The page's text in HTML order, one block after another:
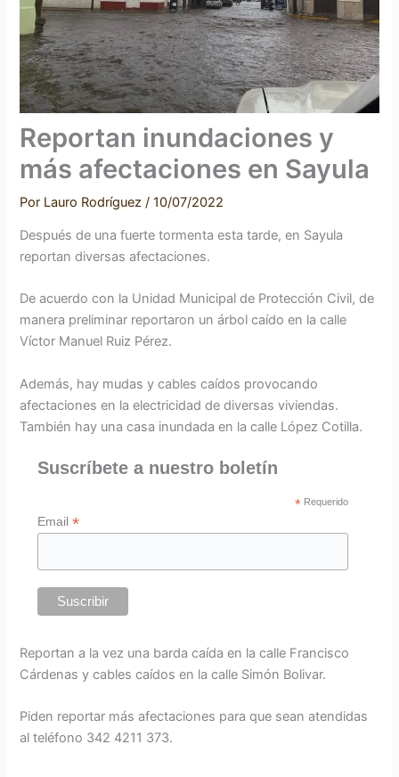
Reportan inundaciones y
más afectaciones en Sayula
Por Lauro Rodríguez /10/07/2022
Después de una fuerte tormenta esta tarde, en Sayula
reportan diversas afectaciones.
De acuerdo con la Unidad Municipal de Protección Civil, de
manera preliminar reportaron un árbol caído en la calle
Víctor Manuel Ruiz Pérez.
Además, hay mudas y cables caídos provocando
afectaciones en la electricidad de diversas viviendas.
También hay una casa inundada en la calle López Cotilla.
Suscríbete a nuestro boletín
* Requerido
Email*
Reportan a la vez una barda caída en la calle Francisco
Cárdenas y cables caídos en la calle Simón Bolivar.
Piden reportar más afectaciones para que sean atendidas
al teléfono 342 4211 373.